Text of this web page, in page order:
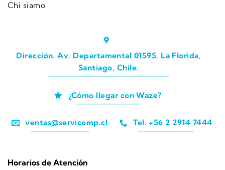
Chi siamo
Dirección. Av. Departamental 01595, La Florida,
Santiago, Chile.
¿Cómo llegar con Waze?
ventas@servicomp.cl Tel. +56 2 2914 7444
Horarios de Atención